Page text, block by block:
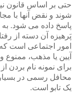
حتی بر اساس قانون
شوند و نقض آنها با
پاسخ داده می شود. به
پَرهیزه آن دسته از
امور اجتماعی است
آیین یا مذهب،
برای نمونه نام بردن از
محافل رسمی در
یک تابو است.